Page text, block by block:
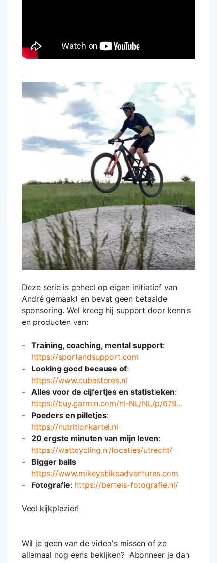
Deze serie is geheel op eigen initiatief van
André gemaakt en bevat geen betaalde
sponsoring. Wel kreeg hij support door kennis
en producten van:
Training, coaching, mental support:
https://sportandsupport.com
Looking good because of:
https://www.cubestores.nl
Alles voor de cijfertjes en statistieken:
https://buy.garmin.com/nl-NL/NL/p/679...
Poeders en pilletjes:
https://nutritionkartel.nl
20 ergste minuten van mijn leven:
https://wattcycling.nl/locaties/utrecht/
Bigger balls:
https://www.mikeysbikeadventures.com
Fotografie: https://bertels-fotografie.nl/
Veel kijkplezier!
Wil je geen van de video's missen of ze
allemaal nog eens bekijken? Abonneer je dan